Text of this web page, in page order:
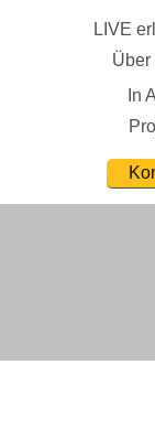
LIVE
Über
In